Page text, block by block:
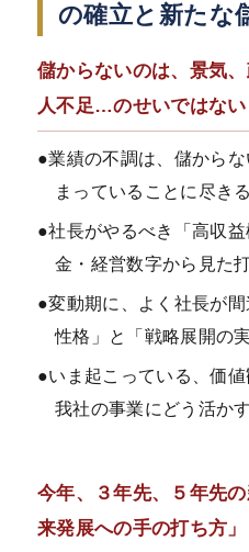
の確立と新たな
儲からないのは、景気、
人不足…のせいではない
●業績の不調は、儲から
まっていることに尽きる
●社長がやるべき「高収
金・経営数字から見た
●変動期に、よく社長が
性格」と「戦略展開の実
●いま起こっている、価
我社の事業にどう活か
今年、３年先、５年先
来発展への手の打ち方」